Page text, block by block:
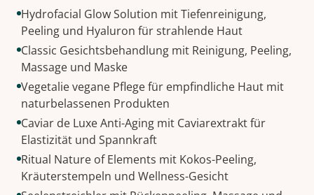
Hydrofacial Glow Solution mit Tiefenreinigung,
Peeling und Hyaluron für strahlende Haut
Classic Gesichtsbehandlung mit Reinigung, Peeling,
Massage und Maske
Vegetalie vegane Pflege für empfindliche Haut mit
naturbelassenen Produkten
Caviar de Luxe Anti-Aging mit Caviarextrakt für
Elastizität und Spannkraft
Ritual Nature of Elements mit Kokos-Peeling,
Kräuterstempeln und Wellness-Gesicht